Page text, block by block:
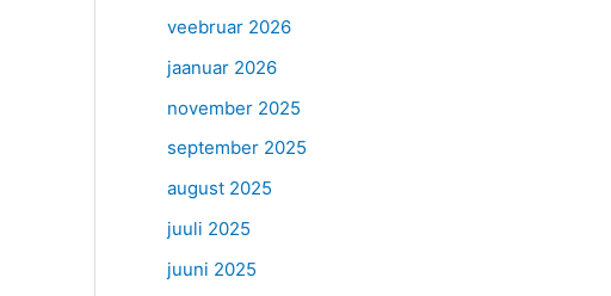
veebruar 2026
jaanuar 2026
november 2025
september 2025
august 2025
juuli 2025
juuni 2025